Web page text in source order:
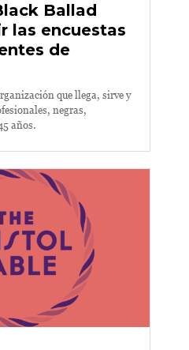
Ballad
las encuestas
de
que llega, sirve y
negras,
años.